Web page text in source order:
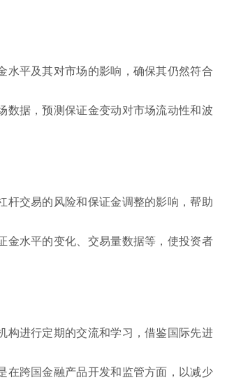
水平及其对市场的影响，确保其仍然符合
数据，预测保证金变动对市场流动性和波
杆交易的风险和保证金调整的影响，帮助
金水平的变化、交易量数据等，使投资者
构进行定期的交流和学习，借鉴国际先进
在跨国金融产品开发和监管方面，以减少